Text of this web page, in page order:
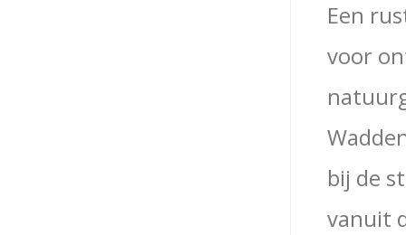
Een
voor
bij de
vanuit